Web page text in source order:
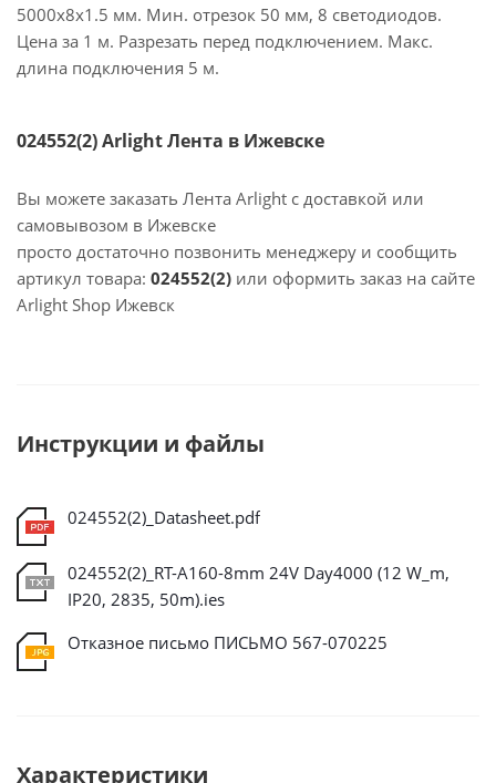
5000x8x1.5 мм. Мин. отрезок 50 мм, 8 светодиодов.
Цена за 1 м. Разрезать перед подключением. Макс.
длина подключения 5 м.
024552(2) Arlight Лента в Ижевске
Вы можете заказать Лента Arlight с доставкой или
самовывозом в Ижевске
просто достаточно позвонить менеджеру и сообщить
артикул товара: 024552(2) или оформить заказ на сайте
Arlight Shop Ижевск
Инструкции и файлы
024552(2)_Datasheet.pdf
024552(2)_RT-A160-8mm 24V Day4000 (12 W_m,
IP20, 2835, 50m).ies
Отказное письмо ПИСЬМО 567-070225
Характеристики